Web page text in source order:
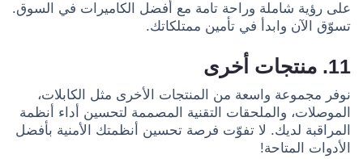
على رؤية شاملة وراحة تامة مع أفضل الكاميرات في السوق.
تسوّق الآن وابدأ في تأمين ممتلكاتك.
11. منتجات أخرى
نوفر مجموعة واسعة من المنتجات الأخرى مثل الكابلات،
الموصلات، والملحقات التقنية المصممة لتحسين أداء أنظمة
المراقبة لديك. لا تفوّت فرصة تحسين أنظمتك الأمنية بأفضل
الأدوات المتاحة!